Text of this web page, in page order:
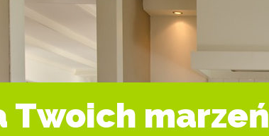
Twoich marzeń